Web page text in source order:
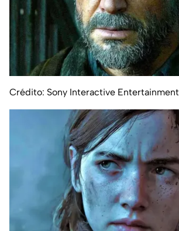
Crédito: Sony Interactive Entertainment